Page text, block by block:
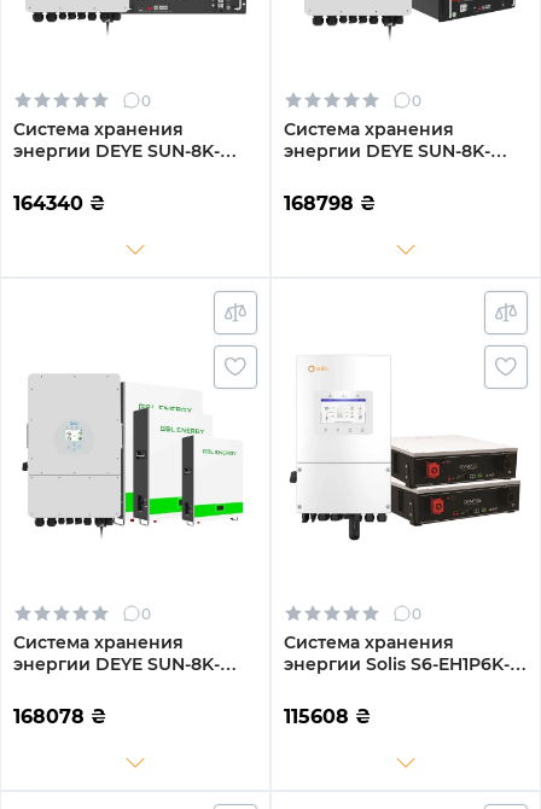
0
Система хранения
энергии DEYE SUN-8K-
8kW 14.4kWh 3BAT
LiFePO4 6500 циклов
164340 ₴
0
Система хранения
энергии DEYE SUN-8K-
8kW 15.36kWh 3BAT
LiFePO4 6500 циклов
168798 ₴
0
Система хранения
энергии DEYE SUN-8K-
W 8kW 15.36kWh 3BAT
LiFePO4 6500 циклов
168078 ₴
0
Система хранения
энергии Solis S6-EH1P6K-L-
10.24kWh 2BAT LiFePO4
6000 циклов
115608 ₴